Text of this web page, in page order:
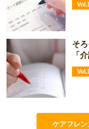
そ
「
ケアフレン